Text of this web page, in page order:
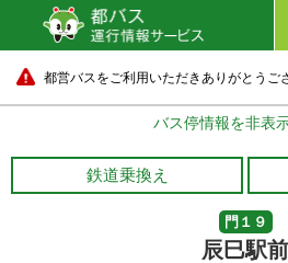
都営バスをご利用いただきありがとうご
バス停情報を非表
鉄道乗換え
門１９
辰巳駅前